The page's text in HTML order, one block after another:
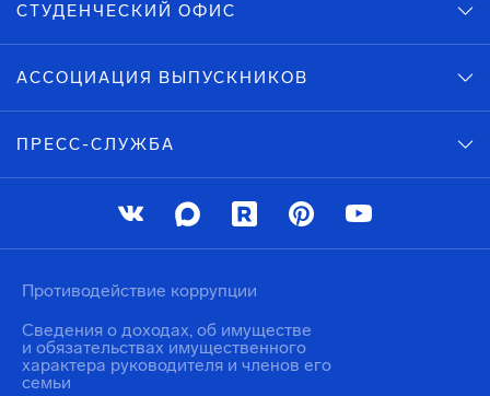
СТУДЕНЧЕСКИЙ ОФИС
АССОЦИАЦИЯ ВЫПУСКНИКОВ
ПРЕСС-СЛУЖБА
Противодействие коррупции
Сведения о доходах, об имуществе
и обязательствах имущественного
характера руководителя и членов его
семьи